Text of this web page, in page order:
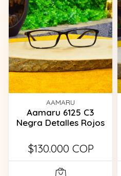
AAMARU
Aamaru 6125 C3
Negra Detalles Rojos
$130.000 COP